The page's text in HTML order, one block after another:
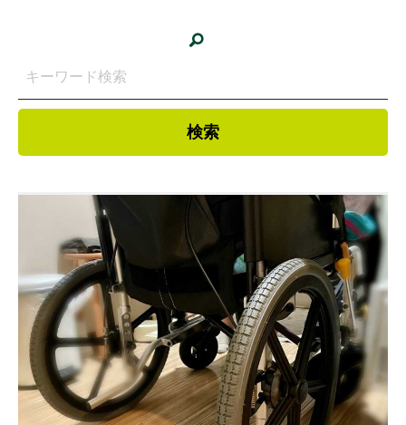
トピックス＆インフォメーション
お役立ち情報
連載・コラム
イベント・セミナー
資料ダウンロード
InfoLoungeとは
利用規約
プライバシーポリシー